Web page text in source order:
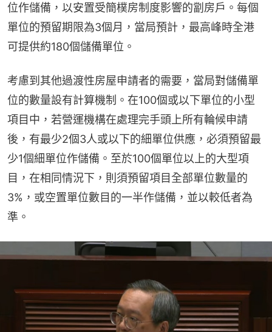
位作儲備，以安置受簡樸房制度影響的劏房戶。每個
單位的預留期限為3個月，當局預計，最高峰時全港
可提供約180個儲備單位。
考慮到其他過渡性房屋申請者的需要，當局對儲備單
位的數量設有計算機制。在100個或以下單位的小型
項目中，若營運機構在處理完手頭上所有輪候申請
後，有最少2個3人或以下的細單位供應，必須預留最
少1個細單位作儲備。至於100個單位以上的大型項
目，在相同情況下，則須預留項目全部單位數量的
3%，或空置單位數目的一半作儲備，並以較低者為
準。